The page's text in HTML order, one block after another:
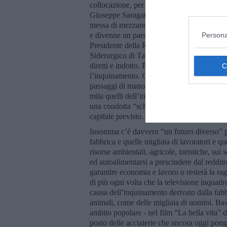
collocazione, per le sue risorse e la sua
Giuseppe Saragat a inaugurare gli
messa di mezzanotte nelle acciaierie
e divenne un paese di 18 mila abitanti
Presidente della Repubblica, Sandro
Siderurgico di Taranto sfornava il 79%
diretti e indotto. Poi la crisi e la
l’inquinamento. Gli esposti alla
passaggi di mano in mano e la riduzione
mila quelli dell’indotto. Come la Piaggio
una condotta “schizofrenica” sembra che
capitale previsto.
Insomma c’è davvero “un futuro diverso”
fabbrica e quelle migliaia di lavoratori e
risorse ambientali, agricole, turistiche, sui
ed autoalimentarsi a prescindere dal
garantire economia e lavoro o resterà la
di più ogni volta che la televisione
causa dell’inquinamento derivato dalla
animali, come delle migliaia di uomini.
ambito popolare - nel film “La bella vita”
posto delle acciaierie che ancora oggi